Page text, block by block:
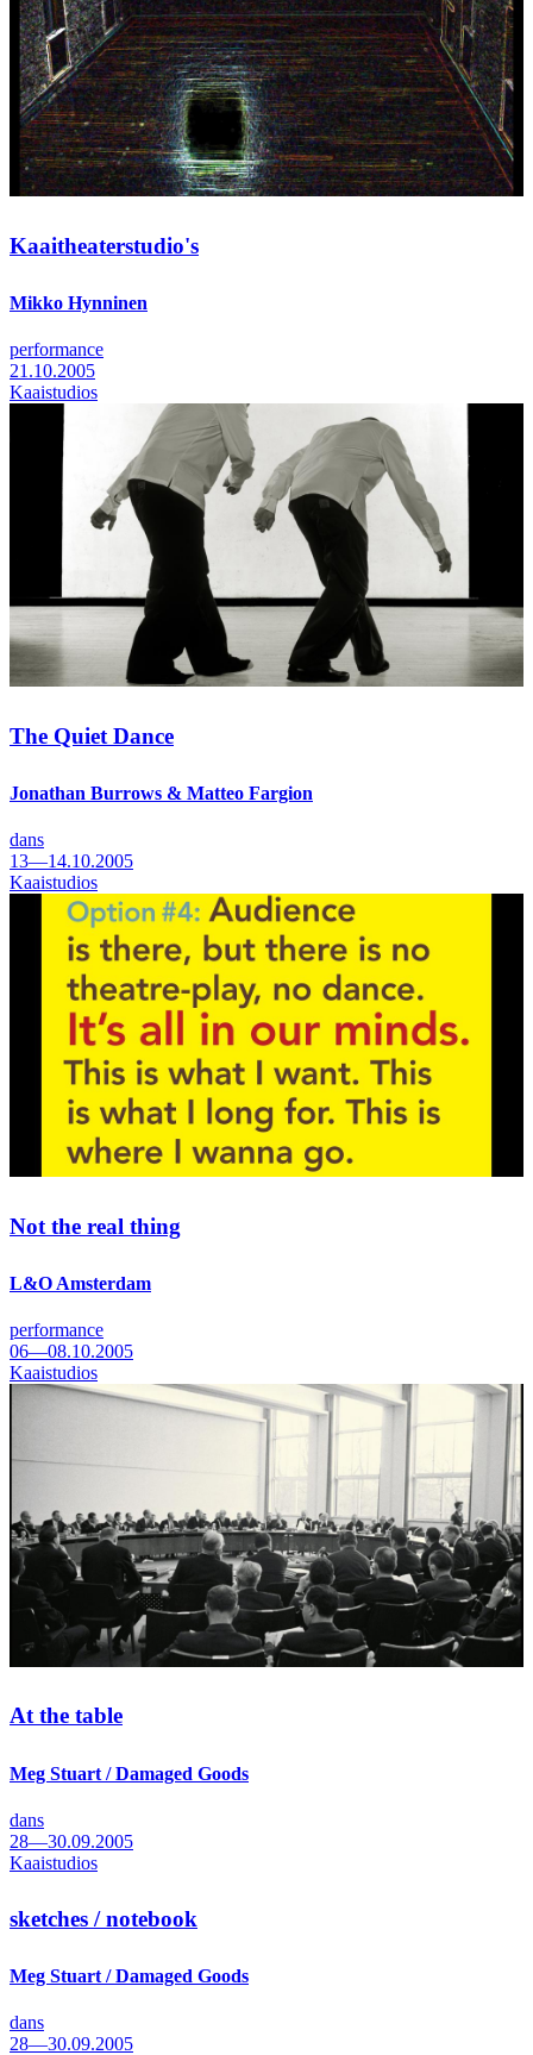
Kaaitheaterstudio's
Mikko Hynninen
performance
21.10.2005
Kaaistudios
The Quiet Dance
Jonathan Burrows & Matteo Fargion
dans
13—14.10.2005
Kaaistudios
Not the real thing
L&O Amsterdam
performance
06—08.10.2005
Kaaistudios
At the table
Meg Stuart / Damaged Goods
dans
28—30.09.2005
Kaaistudios
sketches / notebook
Meg Stuart / Damaged Goods
dans
28—30.09.2005